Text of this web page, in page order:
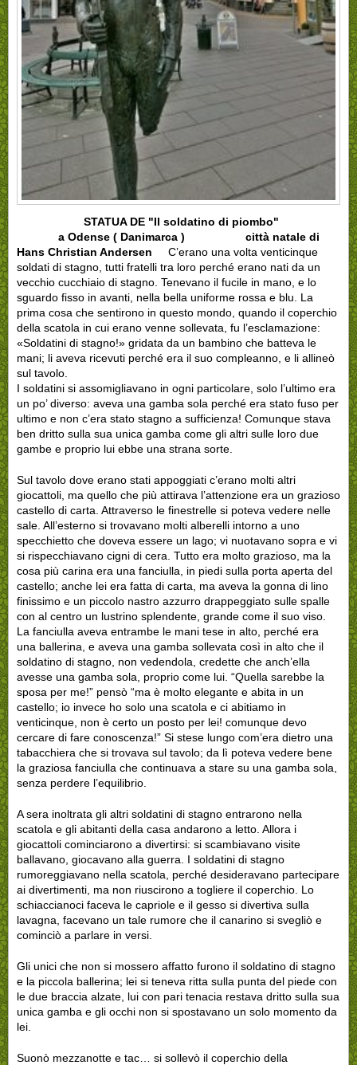
STATUA DE "Il soldatino di piombo"
a Odense ( Danimarca )
città natale di
Hans Christian Andersen C’erano una volta venticinque
soldati di stagno, tutti fratelli tra loro perché erano nati da un
vecchio cucchiaio di stagno. Tenevano il fucile in mano, e lo
sguardo fisso in avanti, nella bella uniforme rossa e blu. La
prima cosa che sentirono in questo mondo, quando il coperchio
della scatola in cui erano venne sollevata, fu l’esclamazione:
«Soldatini di stagno!» gridata da un bambino che batteva le
mani; li aveva ricevuti perché era il suo compleanno, e li allineò
sul tavolo.
I soldatini si assomigliavano in ogni particolare, solo l’ultimo era
un po’ diverso: aveva una gamba sola perché era stato fuso per
ultimo e non c’era stato stagno a sufficienza! Comunque stava
ben dritto sulla sua unica gamba come gli altri sulle loro due
gambe e proprio lui ebbe una strana sorte.
Sul tavolo dove erano stati appoggiati c’erano molti altri
giocattoli, ma quello che più attirava l’attenzione era un grazioso
castello di carta. Attraverso le finestrelle si poteva vedere nelle
sale. All’esterno si trovavano molti alberelli intorno a uno
specchietto che doveva essere un lago; vi nuotavano sopra e vi
si rispecchiavano cigni di cera. Tutto era molto grazioso, ma la
cosa più carina era una fanciulla, in piedi sulla porta aperta del
castello; anche lei era fatta di carta, ma aveva la gonna di lino
finissimo e un piccolo nastro azzurro drappeggiato sulle spalle
con al centro un lustrino splendente, grande come il suo viso.
La fanciulla aveva entrambe le mani tese in alto, perché era
una ballerina, e aveva una gamba sollevata così in alto che il
soldatino di stagno, non vedendola, credette che anch’ella
avesse una gamba sola, proprio come lui. “Quella sarebbe la
sposa per me!” pensò “ma è molto elegante e abita in un
castello; io invece ho solo una scatola e ci abitiamo in
venticinque, non è certo un posto per lei! comunque devo
cercare di fare conoscenza!” Si stese lungo com’era dietro una
tabacchiera che si trovava sul tavolo; da lì poteva vedere bene
la graziosa fanciulla che continuava a stare su una gamba sola,
senza perdere l’equilibrio.
A sera inoltrata gli altri soldatini di stagno entrarono nella
scatola e gli abitanti della casa andarono a letto. Allora i
giocattoli cominciarono a divertirsi: si scambiavano visite
ballavano, giocavano alla guerra. I soldatini di stagno
rumoreggiavano nella scatola, perché desideravano partecipare
ai divertimenti, ma non riuscirono a togliere il coperchio. Lo
schiaccianoci faceva le capriole e il gesso si divertiva sulla
lavagna, facevano un tale rumore che il canarino si svegliò e
cominciò a parlare in versi.
Gli unici che non si mossero affatto furono il soldatino di stagno
e la piccola ballerina; lei si teneva ritta sulla punta del piede con
le due braccia alzate, lui con pari tenacia restava dritto sulla sua
unica gamba e gli occhi non si spostavano un solo momento da
lei.
Suonò mezzanotte e tac… si sollevò il coperchio della